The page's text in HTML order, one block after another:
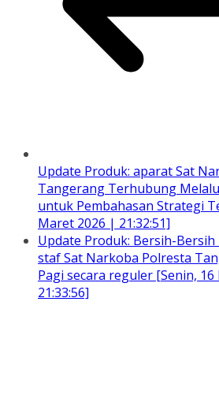
Update Produk: aparat Sat
Tangerang Terhubung
untuk Pembahasan Strategi
Maret 2026 | 21:32:51]
Update Produk: Bersih-
staf Sat Narkoba Polresta
Pagi secara reguler [Senin,
21:33:56]